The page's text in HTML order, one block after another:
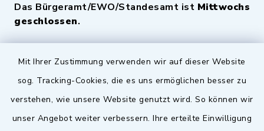
Mit Ihrer Zustimmung verwenden wir auf dieser Website
sog. Tracking-Cookies, die es uns ermöglichen besser zu
verstehen, wie unsere Website genutzt wird. So können wir
unser Angebot weiter verbessern. Ihre erteilte Einwilligung
Das Bürgeramt/EWO/Standesamt ist Mittwochs
geschlossen.
Quicklinks
Zenngrund Allianz